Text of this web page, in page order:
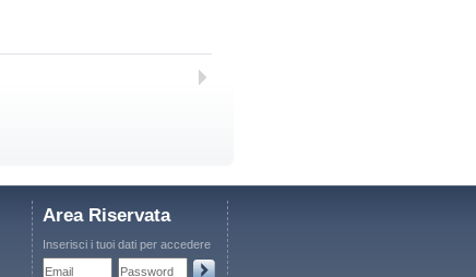
Area Riservata
Inserisci i tuoi dati per accedere
Email Password